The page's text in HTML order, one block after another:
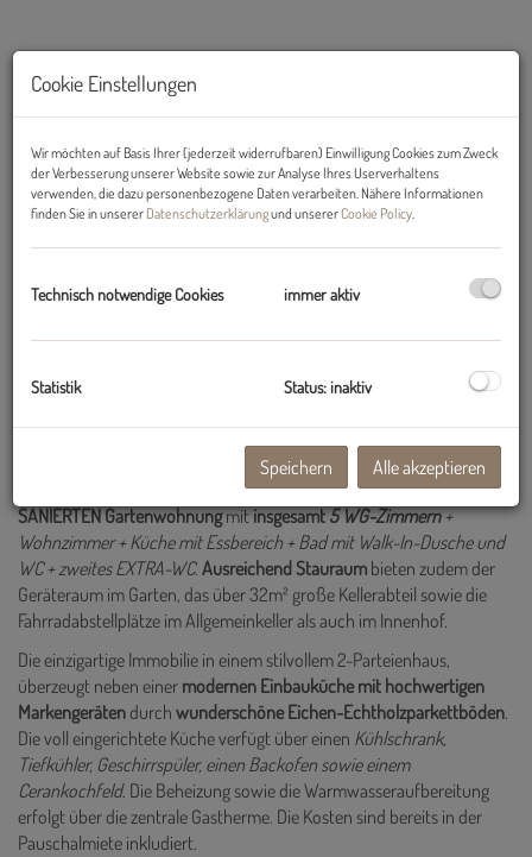
Allgemeines Wohnzimmer
Beschreibung
BESTLAGE mitten in INNSBRUCK: Ruhiges, lichtdurchflutetes WG-
hochwertiger Innenausstattungund
befinden sich in einer 124 m² großen,
SANIERTEN Gartenwohnungmitinsgesamt5 WG-Zimmern+
Wohnzimmer + Küche mit Essbereich + Bad mit Walk-In-Dusche und
WC + zweites EXTRA-WC. Ausreichend Stauraum bieten zudem der
Geräteraum im Garten, das über 32m² große Kellerabteil sowie die
Fahrradabstellplätze im Allgemeinkeller als auch im Innenhof.
Die einzigartige Immobilie in einem stilvollem 2-Parteienhaus,
überzeugt neben einer modernen Einbauküche mit hochwertigen
Markengerätendurch wunderschöne Eichen-Echtholzparkettböden.
Die voll eingerichtete Küche verfügt über einen Kühlschrank,
Tiefkühler, Geschirrspüler, einen Backofen sowie einem
Cerankochfeld. Die Beheizung sowie die Warmwasseraufbereitung
erfolgt über die zentrale Gastherme. Die Kosten sind bereits in der
Pauschalmiete inkludiert.
Cookie Einstellungen
Wir möchten auf Basis Ihrer (jederzeit widerrufbaren) Einwilligung Cookies zum Zweck
der Verbesserung unserer Website sowie zur Analyse Ihres Userverhaltens
verwenden, die dazu personenbezogene Daten verarbeiten. Nähere Informationen
finden Sie in unserer Datenschutzerklärungund unsererCookie Policy
Technisch notwendige Cookies immer aktiv
Statistik Status: inaktiv
Speichern Alle akzeptieren